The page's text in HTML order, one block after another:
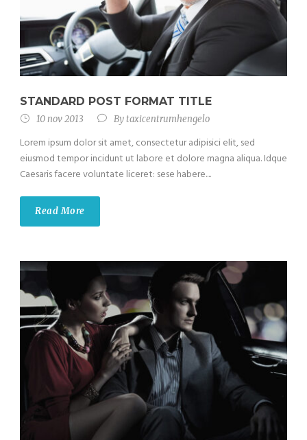
STANDARD POST FORMAT TITLE
10 nov 2013 Bytaxicentrumhengelo
Lorem ipsum dolor sit amet, consectetur adipisici elit, sed
eiusmod tempor incidunt ut labore et dolore magna aliqua. Idque
Caesaris facere voluntate liceret: sese habere....
Read More